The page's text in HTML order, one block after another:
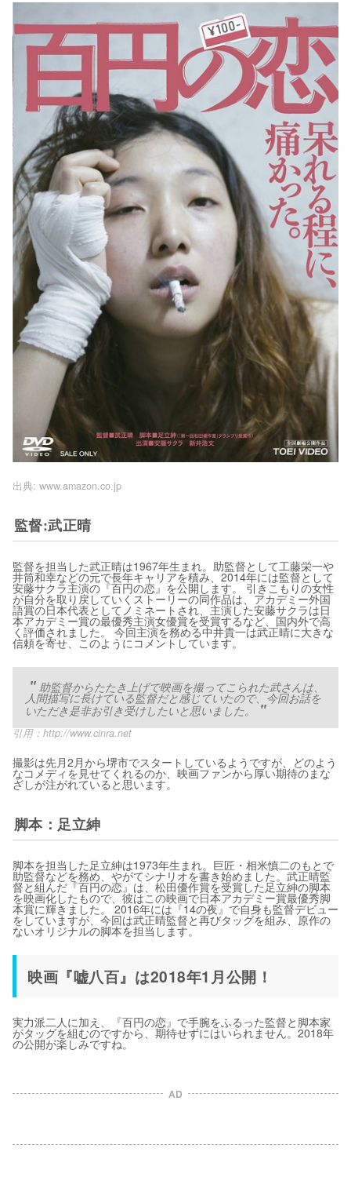
出典: www.amazon.co.jp
監督:武正晴
監督を担当した武正晴は1967年生まれ。助監督として工藤栄一や
井筒和幸などの元で長年キャリアを積み、2014年には監督として
安藤サクラ主演の『百円の恋』を公開します。 引きこもりの女性
が自分を取り戻していくストーリーの同作品は、アカデミー外国
語賞の日本代表としてノミネートされ、主演した安藤サクラは日
本アカデミー賞の最優秀主演女優賞を受賞するなど、国内外で高
く評価されました。 今回主演を務める中井貴一は武正晴に大きな
信頼を寄せ、このようにコメントしています。
助監督からたたき上げで映画を撮ってこられた武さんは、
人間描写に長けている監督だと感じていたので、今回お話を
いただき是非お引き受けしたいと思いました。
引用： http://www.cinra.net
撮影は先月2月から堺市でスタートしているようですが、どのよう
なコメディを見せてくれるのか、映画ファンから厚い期待のまな
ざしが注がれていると思います。
脚本：足立紳
脚本を担当した足立紳は1973年生まれ。巨匠・相米慎二のもとで
助監督などを務め、やがてシナリオを書き始めました。武正晴監
督と組んだ『百円の恋』は、松田優作賞を受賞した足立紳の脚本
を映画化したもので、彼はこの映画で日本アカデミー賞最優秀脚
本賞に輝きました。 2016年には『14の夜』で自身も監督デビュー
をしていますが、今回は武正晴監督と再びタッグを組み、原作の
ないオリジナルの脚本を担当します。
映画『嘘八百』は2018年1月公開！
実力派二人に加え、『百円の恋』で手腕をふるった監督と脚本家
がタッグを組むのですから、期待せずにはいられません。2018年
の公開が楽しみですね。
AD